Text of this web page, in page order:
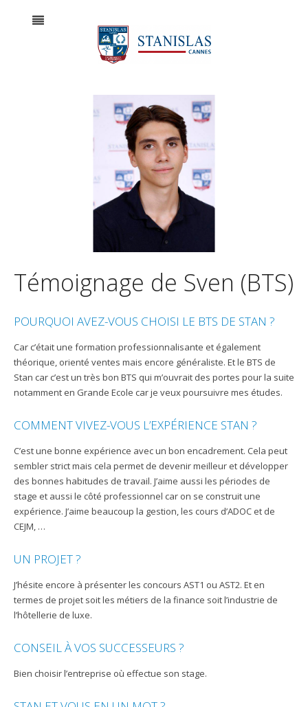
Témoignage de Sven (BTS)
POURQUOI AVEZ-VOUS CHOISI LE BTS DE STAN ?
Car c’était une formation professionnalisante et également
théorique, orienté ventes mais encore généraliste. Et le BTS de
Stan car c’est un très bon BTS qui m’ouvrait des portes pour la suite
notamment en Grande Ecole car je veux poursuivre mes études.
COMMENT VIVEZ-VOUS L’EXPÉRIENCE STAN ?
C’est une bonne expérience avec un bon encadrement. Cela peut
sembler strict mais cela permet de devenir meilleur et développer
des bonnes habitudes de travail. J’aime aussi les périodes de
stage et aussi le côté professionnel car on se construit une
expérience. J’aime beaucoup la gestion, les cours d’ADOC et de
CEJM, …
UN PROJET ?
J’hésite encore à présenter les concours AST1 ou AST2. Et en
termes de projet soit les métiers de la finance soit l’industrie de
l’hôtellerie de luxe.
CONSEIL À VOS SUCCESSEURS ?
Bien choisir l’entreprise où effectue son stage.